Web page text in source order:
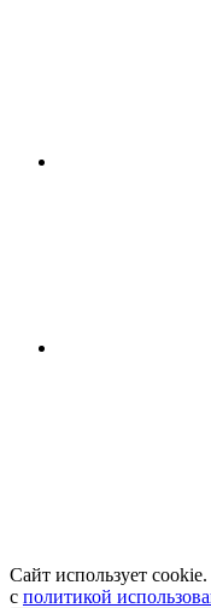
Сайт использует
с политикой